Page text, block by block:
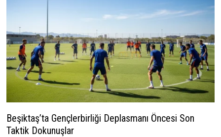
Beşiktaş’ta Gençlerbirliği Deplasmanı Öncesi Son
Taktik Dokunuşlar